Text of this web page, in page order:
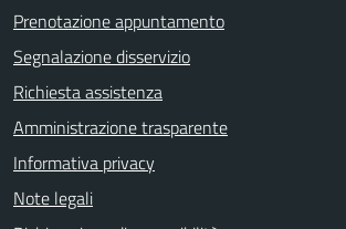
Prenotazione appuntamento
Segnalazione disservizio
Richiesta assistenza
Amministrazione trasparente
Informativa privacy
Note legali